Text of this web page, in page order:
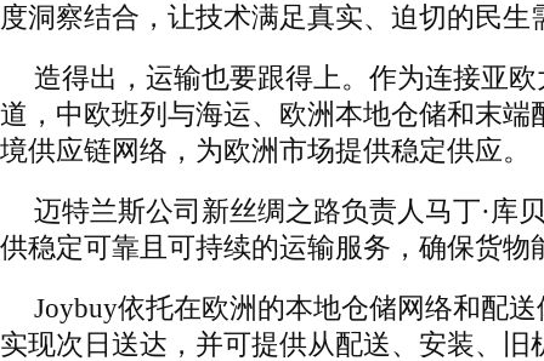
度洞察结合，让技术满足真实、迫切的民生
造得出，运输也要跟得上。作为连接亚
道，中欧班列与海运、欧洲本地仓储和末端
境供应链网络，为欧洲市场提供稳定供应。
迈特兰斯公司新丝绸之路负责人马丁·库
供稳定可靠且可持续的运输服务，确保货物
Joybuy依托在欧洲的本地仓储网络和配
实现次日送达，并可提供从配送、安装、旧